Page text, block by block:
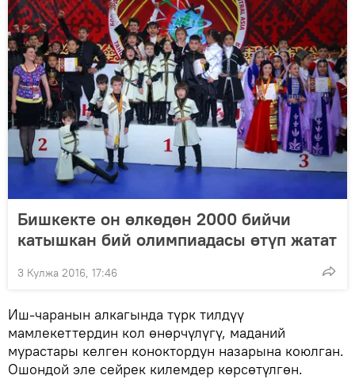
Бишкекте он өлкөдөн 2000 бийчи
катышкан бий олимпиадасы өтүп жатат
3 Кулжа 2016, 17:46
Иш-чаранын алкагында түрк тилдүү
мамлекеттердин кол өнөрчүлүгү, маданий
мурастары келген коноктордун назарына коюлган.
Ошондой эле сейрек килемдер көрсөтүлгөн.